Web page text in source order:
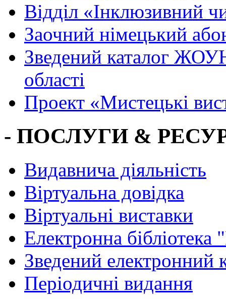
Вiддiл «Інклюзивний
Заочний німецький
Зведений каталог
області
Проект «Мистецькі
- ПОСЛУГИ &
Видавнича діяльність
Віртуальна довідка
Віртуальні виставки
Електронна
Зведений електронний
Періодичні видання